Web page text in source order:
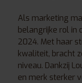
Als marketing
belangrijke rol in
2024. Met haar
kwaliteit, bracht
niveau. Dankzij
en merk sterker